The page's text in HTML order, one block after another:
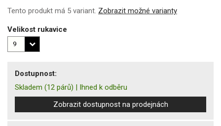
Tento produkt má 5 variant. Zobrazit možné varianty
Velikost rukavice
Dostupnost:
Skladem (12 párů) | Ihned k odběru
Zobrazit dostupnost na prodejnách